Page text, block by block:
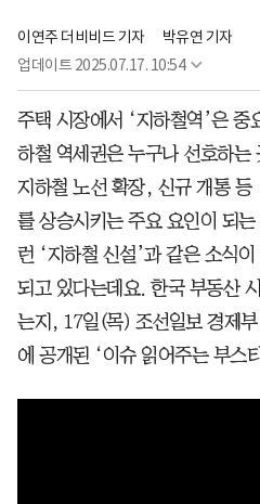
이연주 더비비드 기자
박유연 기자
업데이트 2025.07.17. 10:54
주택 시장에서 ‘지하철역’은 중
하철 역세권은 누구나 선호하는
지하철 노선 확장, 신규 개통 등
를 상승시키는 주요 요인이 되
런 ‘지하철 신설’과 같은 소식이
되고 있다는데요. 한국 부동산
는지, 17일(목) 조선일보 경제
에 공개된 ‘이슈 읽어주는 부스